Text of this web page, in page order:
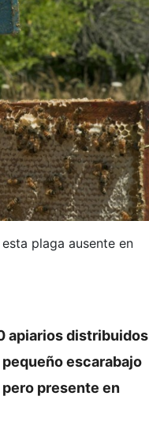
plaga ausente en
apiarios distribuidos
escarabajo
pero presente en